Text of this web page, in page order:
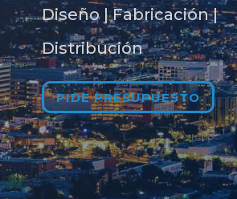
Diseño | Fabricación |
Distribución
PIDE PRESUPUESTO